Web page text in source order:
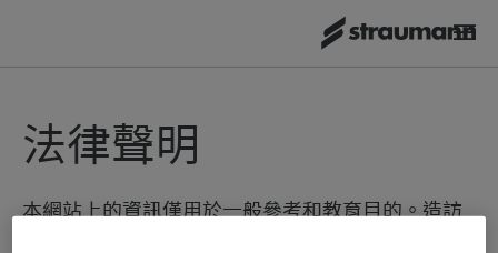
法律聲明
本網站上的資訊僅用於一般參考和教育目的。造訪